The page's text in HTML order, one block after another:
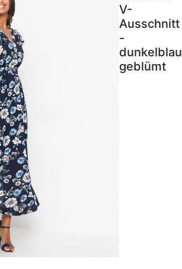
V-
Ausschnitt
-
dunkelblau
geblümt